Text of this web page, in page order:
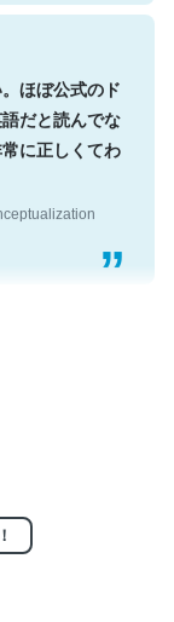
ほぼ公式のド
だと読んでな
に正しくてわ
編来た
2023/03/27